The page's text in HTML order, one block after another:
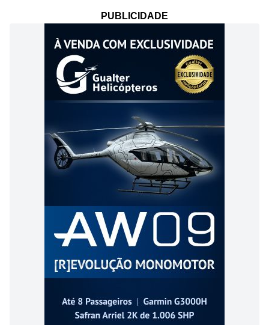
PUBLICIDADE